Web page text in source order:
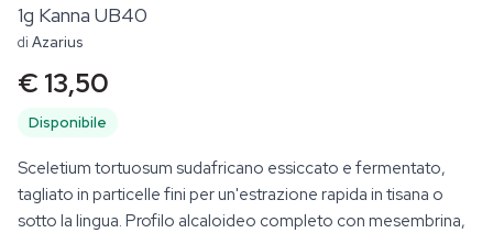
1g Kanna UB40
di Azarius
€ 13,50
Disponibile
Sceletium tortuosum sudafricano essiccato e fermentato,
tagliato in particelle fini per un'estrazione rapida in tisana o
sotto la lingua. Profilo alcaloideo completo con mesembrina,